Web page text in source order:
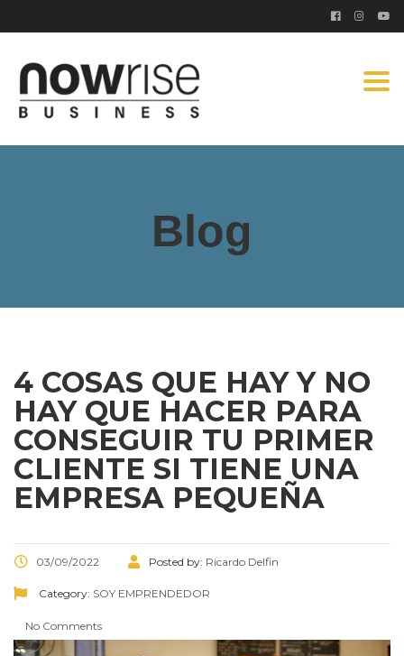
Blog
4 COSAS QUE HAY Y NO
HAY QUE HACER PARA
CONSEGUIR TU PRIMER
CLIENTE SI TIENE UNA
EMPRESA PEQUEÑA
03/09/2022 Posted by: Ricardo Delfin
Category: SOY EMPRENDEDOR
No Comments